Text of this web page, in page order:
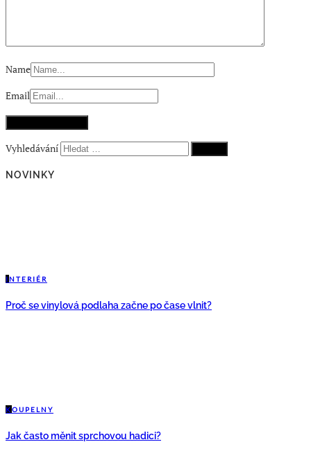
Name
Email
Vyhledávání
NOVINKY
INTERIÉR
Proč se vinylová podlaha začne po čase vlnit?
KOUPELNY
Jak často měnit sprchovou hadici?